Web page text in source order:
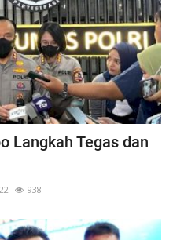
Langkah Tegas dan
938